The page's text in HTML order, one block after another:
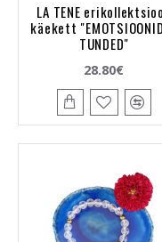
LA TENE
käekett
TUNDED"
28.80€